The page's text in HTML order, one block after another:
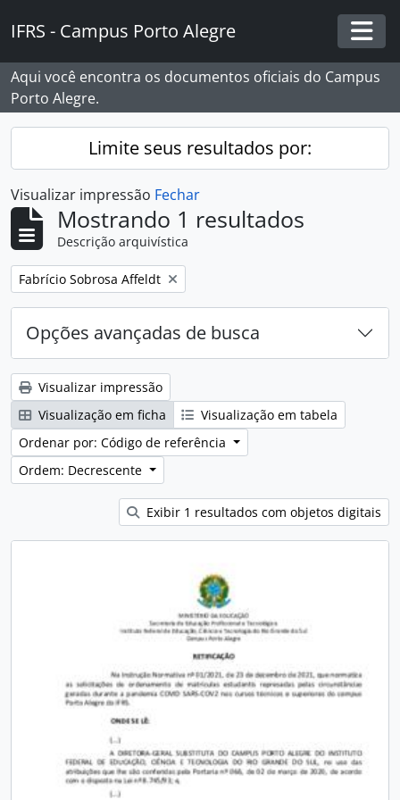
IFRS - Campus Porto Alegre
Aqui você encontra os documentos oficiais do Campus
Porto Alegre.
Limite seus resultados por:
Visualizar impressão Fechar
Mostrando 1 resultados
Descrição arquivística
Remover filtro:
Fabrício Sobrosa Affeldt
Opções avançadas de busca
Visualizar impressão
Visualização em ficha
Visualização em tabela
Ordenar por: Código de referência
Ordem: Decrescente
Exibir 1 resultados com objetos digitais